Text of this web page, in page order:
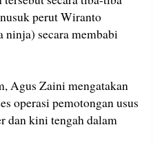
perut Wiranto
ninja) secara membabi
Agus Zaini mengatakan
operasi pemotongan usus
dan kini tengah dalam